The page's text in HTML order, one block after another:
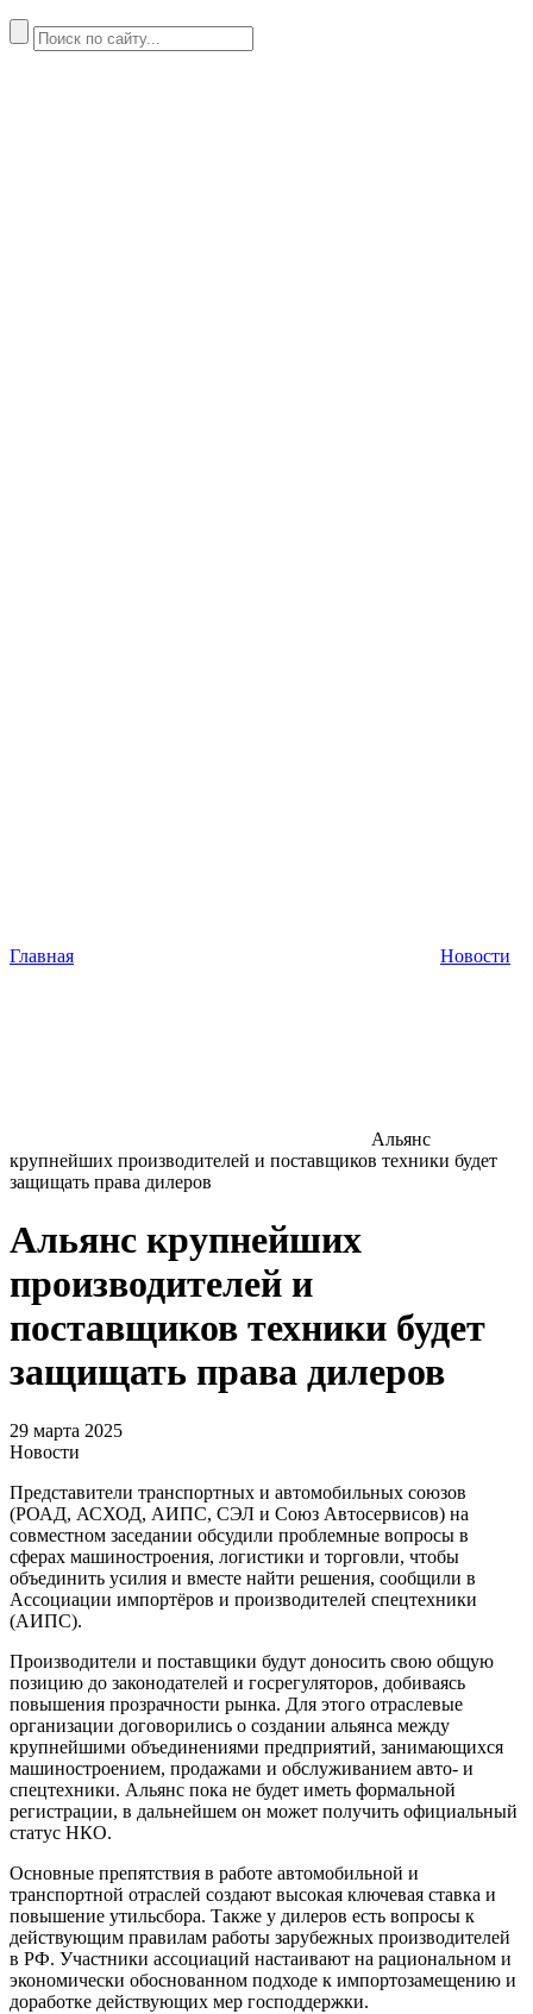
Главная Новости
Альянс
крупнейших производителей и поставщиков техники будет
защищать права дилеров
Альянс крупнейших
производителей и
поставщиков техники будет
защищать права дилеров
29 марта 2025
Новости
Представители транспортных и автомобильных союзов
(РОАД, АСХОД, АИПС, СЭЛ и Союз Автосервисов) на
совместном заседании обсудили проблемные вопросы в
сферах машиностроения, логистики и торговли, чтобы
объединить усилия и вместе найти решения, сообщили в
Ассоциации импортёров и производителей спецтехники
(АИПС).
Производители и поставщики будут доносить свою общую
позицию до законодателей и госрегуляторов, добиваясь
повышения прозрачности рынка. Для этого отраслевые
организации договорились о создании альянса между
крупнейшими объединениями предприятий, занимающихся
машиностроением, продажами и обслуживанием авто- и
спецтехники. Альянс пока не будет иметь формальной
регистрации, в дальнейшем он может получить официальный
статус НКО.
Основные препятствия в работе автомобильной и
транспортной отраслей создают высокая ключевая ставка и
повышение утильсбора. Также у дилеров есть вопросы к
действующим правилам работы зарубежных производителей
в РФ. Участники ассоциаций настаивают на рациональном и
экономически обоснованном подходе к импортозамещению и
доработке действующих мер господдержки.